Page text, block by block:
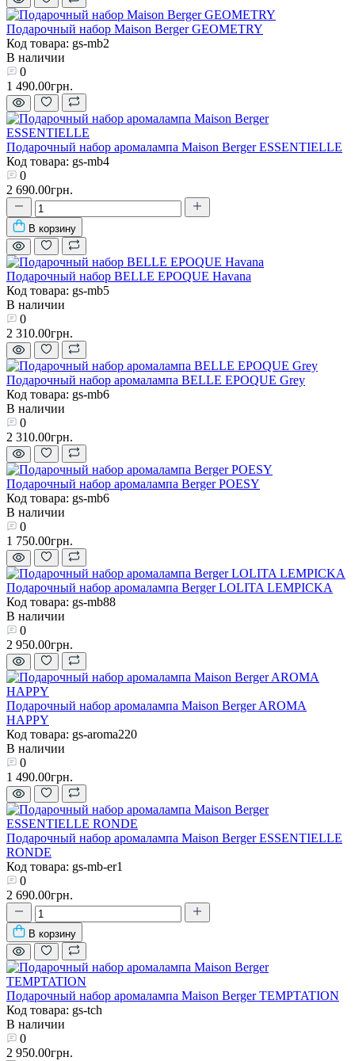
Подарочный набор Maison Berger GEOMETRY
Код товара: gs-mb2
В наличии
0
1 490.00грн.
Подарочный набор аромалампа Maison Berger ESSENTIELLE
Код товара: gs-mb4
0
2 690.00грн.
В корзину
Подарочный набор BELLE EPOQUE Havana
Код товара: gs-mb5
В наличии
0
2 310.00грн.
Подарочный набор аромалампа BELLE EPOQUE Grey
Код товара: gs-mb6
В наличии
0
2 310.00грн.
Подарочный набор аромалампа Berger POESY
Код товара: gs-mb6
В наличии
0
1 750.00грн.
Подарочный набор аромалампа Berger LOLITA LEMPICKA
Код товара: gs-mb88
В наличии
0
2 950.00грн.
Подарочный набор аромалампа Maison Berger AROMA
HAPPY
Код товара: gs-aroma220
В наличии
0
1 490.00грн.
Подарочный набор аромалампа Maison Berger ESSENTIELLE
RONDE
Код товара: gs-mb-er1
0
2 690.00грн.
В корзину
Подарочный набор аромалампа Maison Berger TEMPTATION
Код товара: gs-tch
В наличии
0
2 950.00грн.